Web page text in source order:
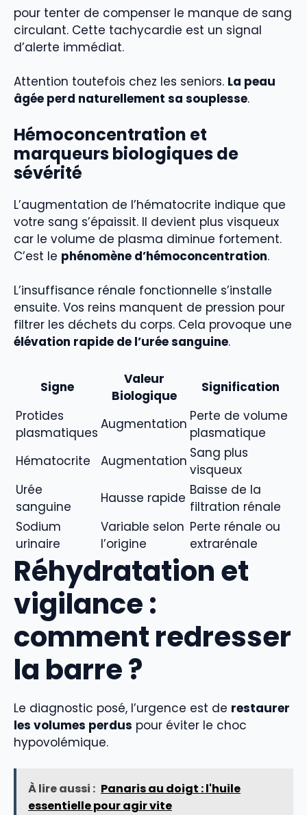
pour tenter de compenser le manque de sang
circulant. Cette tachycardie est un signal
d’alerte immédiat.
Attention toutefois chez les seniors. La peau
âgée perd naturellement sa souplesse.
Hémoconcentration et
marqueurs biologiques de
sévérité
L’augmentation de l’hématocrite indique que
votre sang s’épaissit. Il devient plus visqueux
car le volume de plasma diminue fortement.
C’est le phénomène d’hémoconcentration.
L’insuffisance rénale fonctionnelle s’installe
ensuite. Vos reins manquent de pression pour
filtrer les déchets du corps. Cela provoque une
élévation rapide de l’urée sanguine.
Signe
Valeur
Biologique
Signification
Protides
plasmatiques
Augmentation Perte de volume
plasmatique
Hématocrite
Augmentation Sang plus
visqueux
Urée
sanguine
Hausse rapide Baisse de la
filtration rénale
Sodium
urinaire
Variable selon
l’origine
Perte rénale ou
extrarénale
Réhydratation et
vigilance :
comment redresser
la barre ?
Le diagnostic posé, l’urgence est de restaurer
les volumes perdus pour éviter le choc
hypovolémique.
À lire aussi : Panaris au doigt : l'huile
essentielle pour agir vite